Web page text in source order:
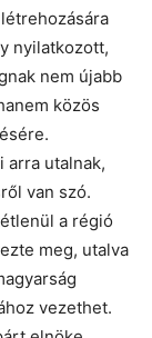
nyilatkozott,
nem újabb
közös
arra utalnak,
van szó.
a régió
meg, utalva
vezethet.